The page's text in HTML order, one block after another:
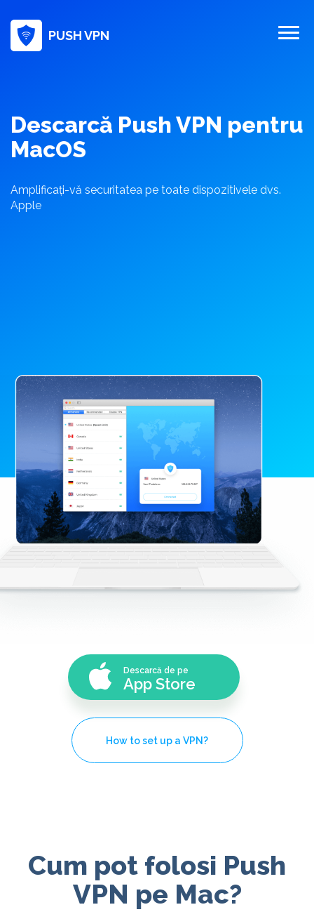
PUSH VPN
Descarcă Push VPN pentru
MacOS
Amplificați-vă securitatea pe toate dispozitivele dvs.
Apple
Descarcă de pe
App Store
How to set up a VPN?
Cum pot folosi Push
VPN pe Mac?